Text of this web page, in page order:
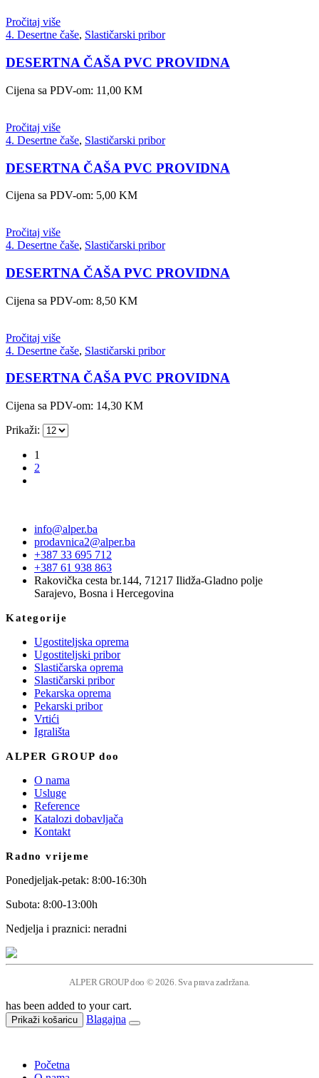
Pročitaj više
4. Desertne čaše, Slastičarski pribor
DESERTNA ČAŠA PVC PROVIDNA
Cijena sa PDV-om: 11,00 KM
Pročitaj više
4. Desertne čaše, Slastičarski pribor
DESERTNA ČAŠA PVC PROVIDNA
Cijena sa PDV-om: 5,00 KM
Pročitaj više
4. Desertne čaše, Slastičarski pribor
DESERTNA ČAŠA PVC PROVIDNA
Cijena sa PDV-om: 8,50 KM
Pročitaj više
4. Desertne čaše, Slastičarski pribor
DESERTNA ČAŠA PVC PROVIDNA
Cijena sa PDV-om: 14,30 KM
Prikaži:
1
2
info@alper.ba
prodavnica2@alper.ba
+387 33 695 712
+387 61 938 863
Rakovička cesta br.144, 71217 Ilidža-Gladno polje
Sarajevo, Bosna i Hercegovina
Kategorije
Ugostiteljska oprema
Ugostiteljski pribor
Slastičarska oprema
Slastičarski pribor
Pekarska oprema
Pekarski pribor
Vrtići
Igrališta
ALPER GROUP doo
O nama
Usluge
Reference
Katalozi dobavljača
Kontakt
Radno vrijeme
Ponedjeljak-petak: 8:00-16:30h
Subota: 8:00-13:00h
Nedjelja i praznici: neradni
ALPER GROUP doo © 2026. Sva prava zadržana.
has been added to your cart.
Prikaži košaricu Blagajna
Početna